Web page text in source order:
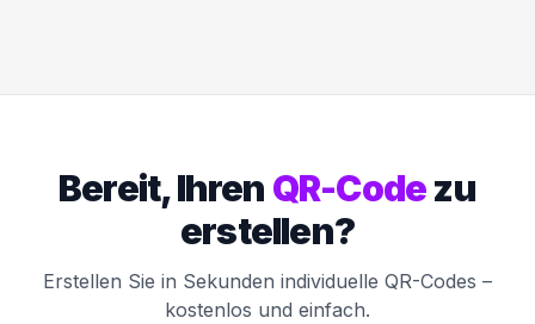
Bereit, Ihren QR-Codezu
erstellen?
Erstellen Sie in Sekunden individuelle QR-Codes –
kostenlos und einfach.